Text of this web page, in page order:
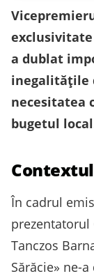
exclusivitate
a dublat
inegalitățile
necesitatea
bugetul
În cadrul
prezentatorul
Tanczos
Sărăcie» ne-